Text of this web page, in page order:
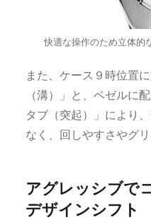
快適な操作のため立体的
また、ケース９時位置
（溝）」と、ベゼルに
タブ（突起）」により
なく、回しやすさやグ
アグレッシブで
デザインシフト